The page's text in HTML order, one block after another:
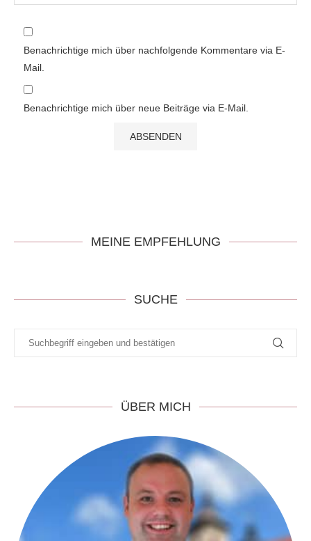
Benachrichtige mich über nachfolgende Kommentare via E-
Mail.
Benachrichtige mich über neue Beiträge via E-Mail.
MEINE EMPFEHLUNG
SUCHE
ÜBER MICH